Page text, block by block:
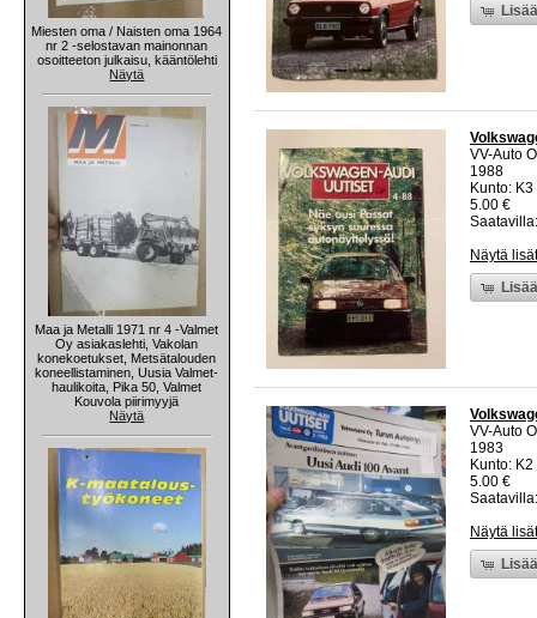
Miesten oma / Naisten oma 1964
nr 2 -selostavan mainonnan
osoitteeton julkaisu, kääntölehti
Näytä
Maa ja Metalli 1971 nr 4 -Valmet
Oy asiakaslehti, Vakolan
konekoetukset, Metsätalouden
koneellistaminen, Uusia Valmet-
haulikoita, Pika 50, Valmet
Kouvola piirimyyjä
Näytä
VV-Auto
1988
Kunto:
5.00 €
Näytä
VV-Auto
1983
Kunto:
5.00 €
Näytä